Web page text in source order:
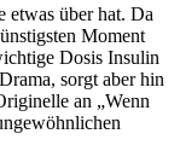
über hat. Da
Moment
Dosis Insulin
sorgt aber hin
an „Wenn